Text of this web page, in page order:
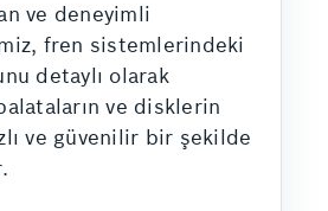
ve deneyimli
fren sistemlerindeki
detaylı olarak
ve disklerin
ve güvenilir bir şekilde